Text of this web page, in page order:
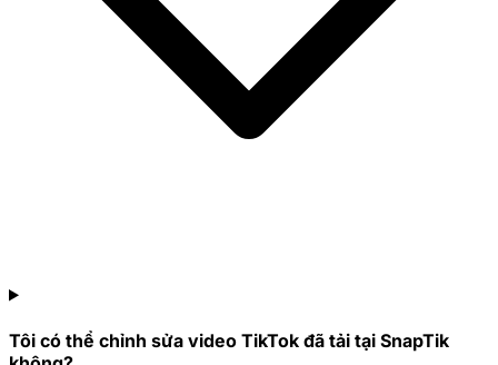
Tôi có thể chỉnh sửa video TikTok đã tải tại SnapTik